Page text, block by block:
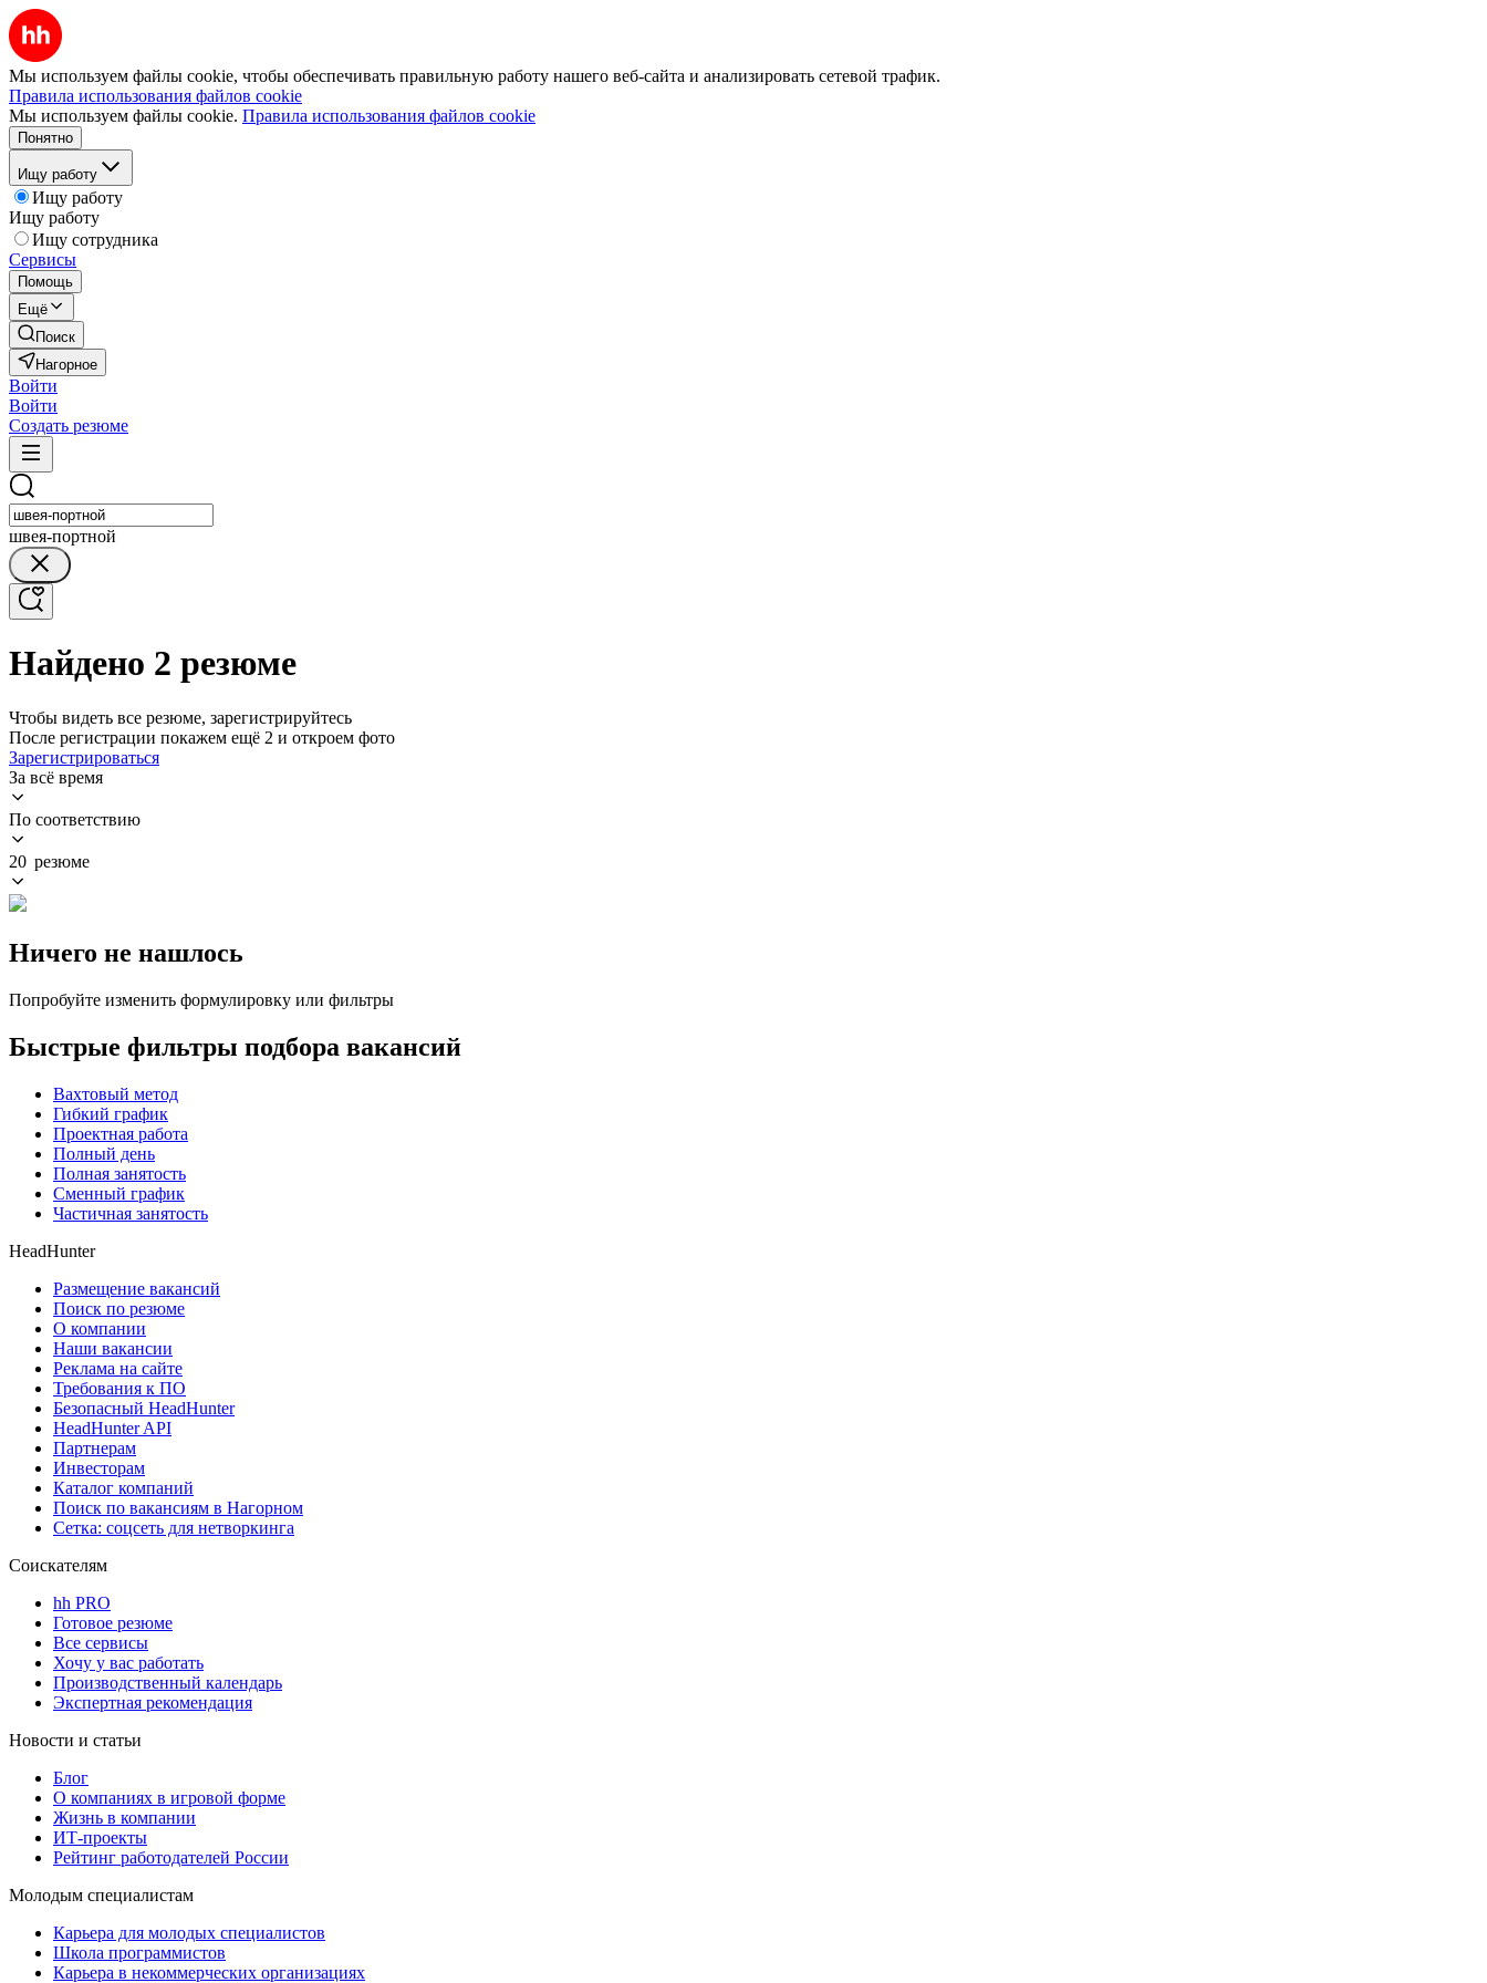
Мы используем файлы cookie, чтобы обеспечивать правильную работу нашего веб-сайта и анализировать сетевой трафик.
Правила использования файлов cookie
Мы используем файлы cookie. Правила использования файлов cookie
Понятно
Ищу работу
Ищу работу
Ищу работу
Ищу сотрудника
Сервисы
Помощь
Ещё
Поиск
Нагорное
Войти
Войти
Создать резюме
швея-портной
Найдено 2 резюме
Чтобы видеть все резюме, зарегистрируйтесь
После регистрации покажем ещё 2 и откроем фото
Зарегистрироваться
За всё время
По соответствию
20 резюме
Ничего не нашлось
Попробуйте изменить формулировку или фильтры
Быстрые фильтры подбора вакансий
Вахтовый метод
Гибкий график
Проектная работа
Полный день
Полная занятость
Сменный график
Частичная занятость
HeadHunter
Размещение вакансий
Поиск по резюме
О компании
Наши вакансии
Реклама на сайте
Требования к ПО
Безопасный HeadHunter
HeadHunter API
Партнерам
Инвесторам
Каталог компаний
Поиск по вакансиям в Нагорном
Сетка: соцсеть для нетворкинга
Соискателям
hh PRO
Готовое резюме
Все сервисы
Хочу у вас работать
Производственный календарь
Экспертная рекомендация
Новости и статьи
Блог
О компаниях в игровой форме
Жизнь в компании
ИТ-проекты
Рейтинг работодателей России
Молодым специалистам
Карьера для молодых специалистов
Школа программистов
Карьера в некоммерческих организациях